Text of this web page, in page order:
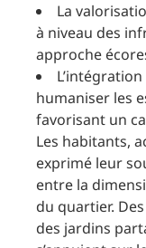
La
à niveau des
approche
humaniser les
favorisant un
Les habitants,
exprimé leur
entre la
du quartier.
des jardins